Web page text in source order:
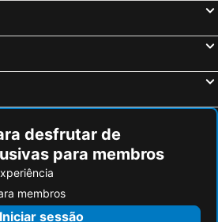
Casarabonela, bed and breakfasts
desfrutar de
para membros
membros
Iniciar sessão